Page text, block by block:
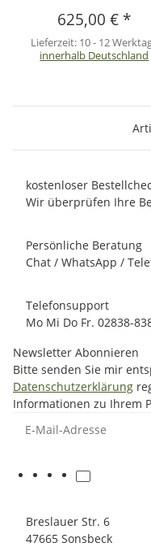
625,00 € *
Lieferzeit: 10 - 12
innerhalb Deutschland
kostenloser
Wir überprüfen Ihre
Persönliche Beratung
Chat / WhatsApp /
Telefonsupport
Mo Mi Do Fr. 02838-
Newsletter Abonnieren
Bitte senden Sie mir
Datenschutzerklärung
Informationen zu Ihrem
Breslauer Str. 6
47665 Sonsbeck